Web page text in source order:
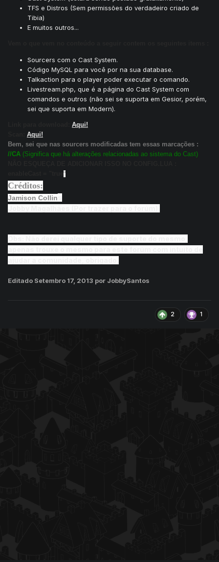
TFS e Distros (Sem permissões do verdadeiro criado de
Tibia)
E muitos outros...
Sourcers com o Cast System.
Código MySQL para você por na sua database.
Talkaction para o player poder executar o comando.
Livestream.php, que é a página do Cast System com
comandos e outros (não sei se suporta em Gesior, porém,
sei que suporta em Modern).
Aqui!
Aqui!
Bem, sei que nas sourcers modificadas tem essas marcações :
//CA (Significa que há alterações relacionadas ao sistema do Cast)
"
Créditos:
Jamison Collin
Editado Setembro 17, 2013 por JobbySantos
2 1